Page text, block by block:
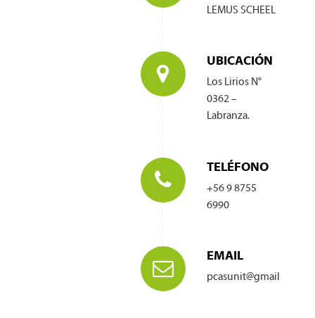
LEMUS SCHEEL
UBICACIÓN
Los Lirios N°
0362 –
Labranza.
TELÉFONO
+56 9 8755
6990
EMAIL
pcasunit@gmail.com